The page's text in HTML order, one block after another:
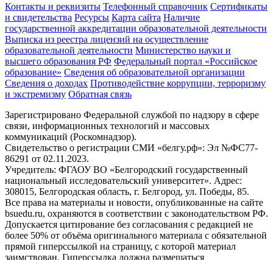
Контакты и реквизиты Телефонный справочник Сертификаты
и свидетельства Ресурсы Карта сайта Наличие
государственной аккредитации образовательной деятельности
Выписка из реестра лицензий на осуществление
образовательной деятельности Министерствo науки и
высшего образования РФ Федеральный портал «Российское
образование» Сведения об образовательной организации
Сведения о доходах Противодействие коррупции, терроризму
и экстремизму Обратная связь
Зарегистрировано Федеральной службой по надзору в сфере
связи, информационных технологий и массовых
коммуникаций (Роскомнадзор).
Свидетельство о регистрации СМИ «белгу.рф»: Эл №ФС77-
86291 от 02.11.2023.
Учредитель: ФГАОУ ВО «Белгородский государственный
национальный исследовательский университет». Адрес:
308015, Белгородская область, г. Белгород, ул. Победы, 85.
Все права на материалы и новости, опубликованные на сайте
bsuedu.ru, охраняются в соответствии с законодательством РФ.
Допускается цитирование без согласования с редакцией не
более 50% от объёма оригинального материала с обязательной
прямой гиперссылкой на страницу, с которой материал
заимствован. Гиперссылка должна размещаться